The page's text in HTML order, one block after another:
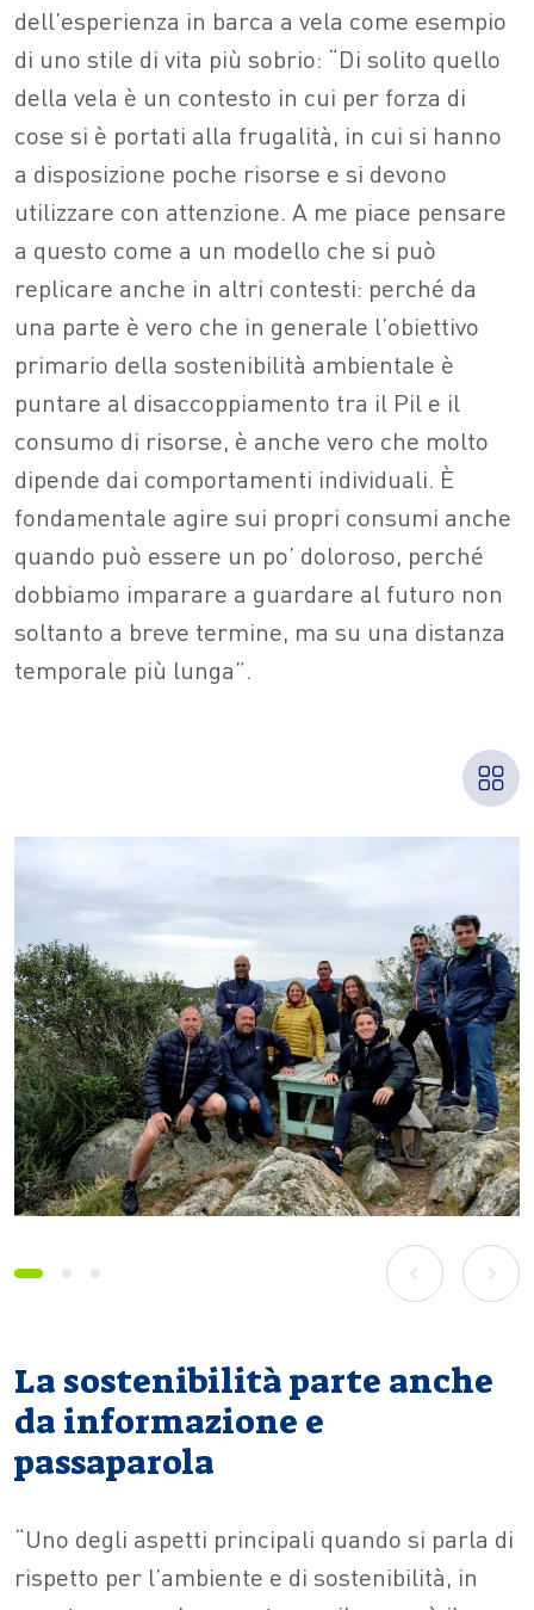
dell’esperienza in barca a vela come esempio
di uno stile di vita più sobrio: “Di solito quello
della vela è un contesto in cui per forza di
cose si è portati alla frugalità, in cui si hanno
a disposizione poche risorse e si devono
utilizzare con attenzione. A me piace pensare
a questo come a un modello che si può
replicare anche in altri contesti: perché da
una parte è vero che in generale l’obiettivo
primario della sostenibilità ambientale è
puntare al disaccoppiamento tra il Pil e il
consumo di risorse, è anche vero che molto
dipende dai comportamenti individuali. È
fondamentale agire sui propri consumi anche
quando può essere un po’ doloroso, perché
dobbiamo imparare a guardare al futuro non
soltanto a breve termine, ma su una distanza
temporale più lunga”.
prev next
La sostenibilità parte anche
da informazione e
passaparola
“Uno degli aspetti principali quando si parla di
rispetto per l’ambiente e di sostenibilità, in